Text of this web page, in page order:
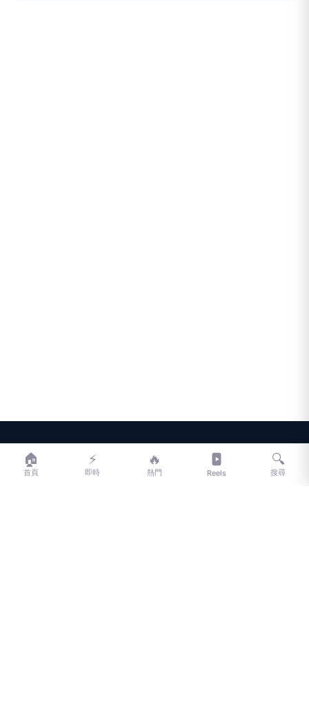
LIFE
LIFE 生活網是台灣領先的生活資訊平台，提供即時新聞、生活、健康、
🏠
首頁
⚡
即時
🔥
熱門 Reels
🔍
搜尋